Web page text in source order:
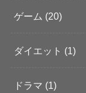
ゲーム (20)
ダイエット (1)
ドラマ (1)